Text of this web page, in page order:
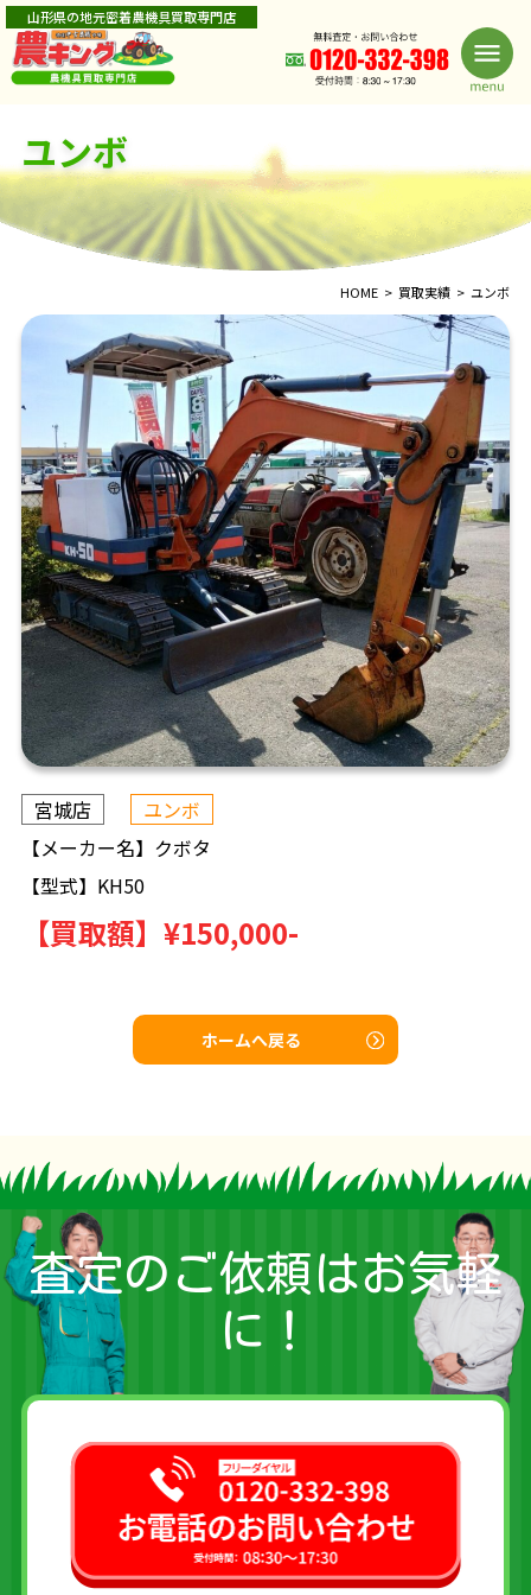
山形県の地元密着農機具買取専門店
ユンボ
HOME 買取実績 ユンボ
宮城店
ユンボ
【メーカー名】 クボタ
【型式】 KH50
【買取額】 ¥150,000-
ホームへ戻る
査定のご依頼はお気軽
に！